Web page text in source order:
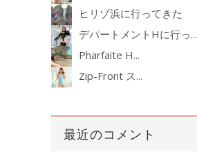
ヒリゾ浜に行ってきた
デパートメントHに行っ...
Pharfaite H...
Zip-Front ス...
最近のコメント